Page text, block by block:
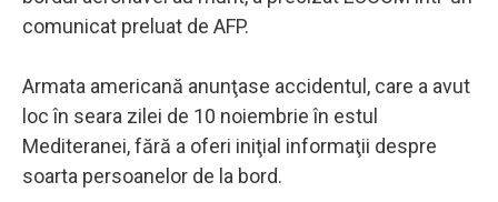
comunicat preluat de AFP.
Armata americană anunţase accidentul, care a avut
loc în seara zilei de 10 noiembrie în estul
Mediteranei, fără a oferi iniţial informaţii despre
soarta persoanelor de la bord.